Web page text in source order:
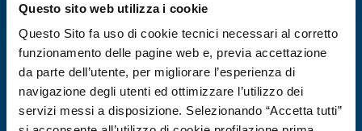
Questo sito web utilizza i cookie
Questo Sito fa uso di cookie tecnici necessari al corretto
funzionamento delle pagine web e, previa accettazione
da parte dell’utente, per migliorare l’esperienza di
navigazione degli utenti ed ottimizzare l’utilizzo dei
servizi messi a disposizione. Selezionando “Accetta tutti”